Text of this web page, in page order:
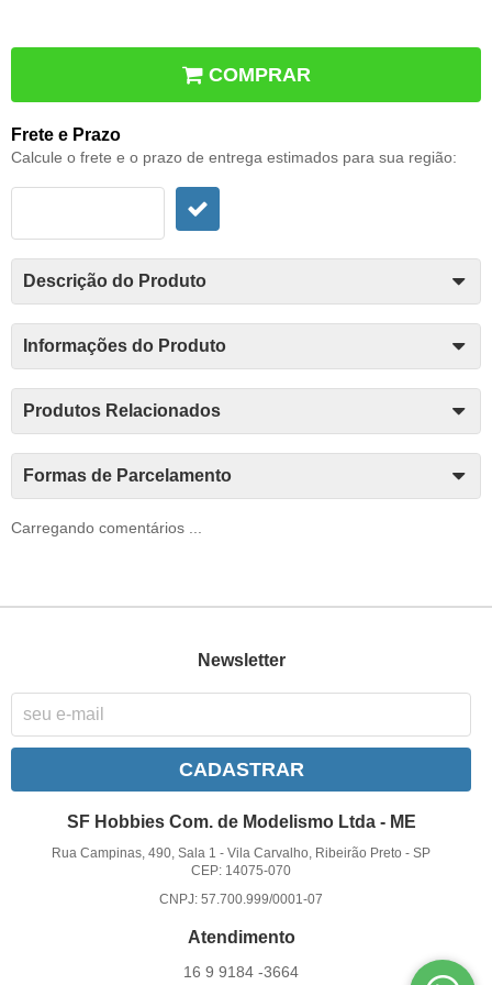
COMPRAR
Frete e Prazo
Calcule o frete e o prazo de entrega estimados para sua região:
Descrição do Produto
Informações do Produto
Produtos Relacionados
Formas de Parcelamento
Carregando comentários ...
Newsletter
CADASTRAR
SF Hobbies Com. de Modelismo Ltda - ME
Rua Campinas, 490, Sala 1 -Vila Carvalho, Ribeirão Preto -SP
CEP: 14075-070
CNPJ: 57.700.999/0001-07
Atendimento
16 9 9184 -3664